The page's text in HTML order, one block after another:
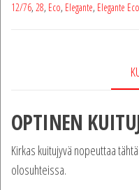
12/76, 28, Eco, Elegante, Elegante Eco
OPTINEN
Kirkas kuitujyvä nopeuttaa
olosuhteissa.